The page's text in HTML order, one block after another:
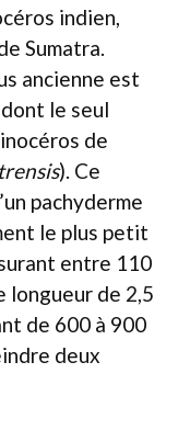
indien,
Sumatra.
ancienne est
le seul
de
). Ce
pachyderme
le plus petit
entre 110
longueur de 2,5
de 600 à 900
deux